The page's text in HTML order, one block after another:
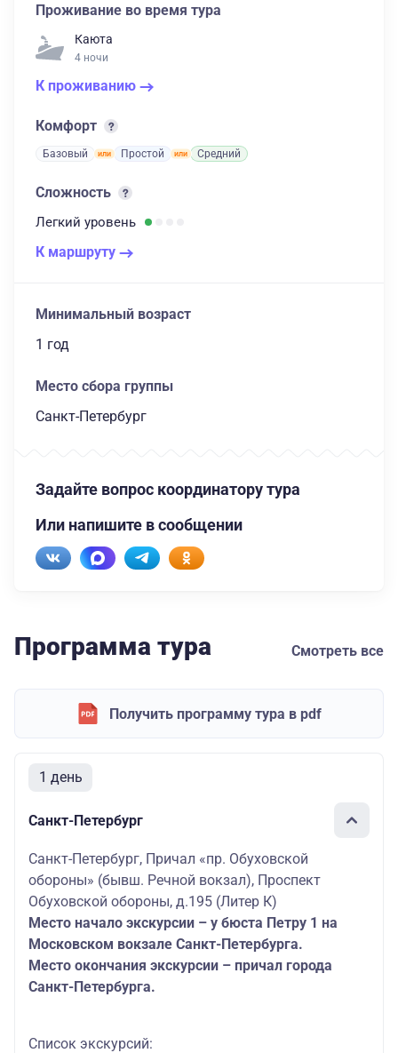
Проживание во время тура
Каюта
4 ночи
К проживанию
Комфорт
Базовый Простой Средний
Сложность
Легкий уровень
К маршруту
Минимальный возраст
1 год
Место сбора группы
Санкт-Петербург
Задайте вопрос координатору тура
Или напишите в сообщении
Программа тура Смотреть все
Получить программу тура в pdf
1 день
Санкт-Петербург
Санкт-Петербург, Причал «пр. Обуховской
обороны» (бывш. Речной вокзал), Проспект
Обуховской обороны, д.195 (Литер К)
Место начало экскурсии – у бюста Петру 1 на
Московском вокзале Санкт-Петербурга.
Место окончания экскурсии – причал города
Санкт-Петербурга.
Список экскурсий: